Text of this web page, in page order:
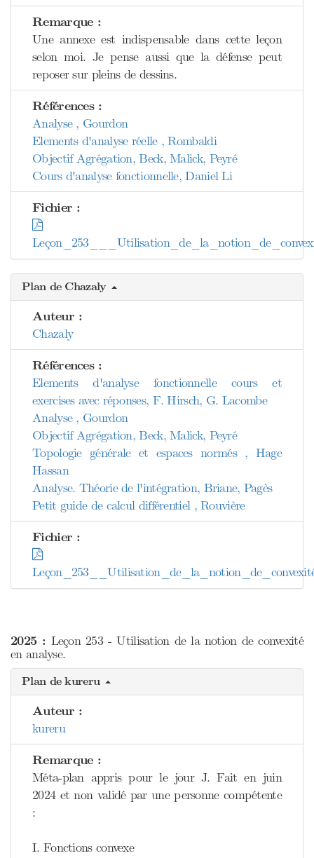
Remarque :
Une annexe est indispensable dans cette leçon
selon moi. Je pense aussi que la défense peut
reposer sur pleins de dessins.
Références :
Analyse , Gourdon
Elements d'analyse réelle , Rombaldi
Objectif Agrégation, Beck, Malick, Peyré
Cours d'analyse fonctionnelle, Daniel Li
Fichier :
Plan de Chazaly
Auteur :
Chazaly
Références :
Elements d'analyse fonctionnelle cours et
exercises avec réponses, F. Hirsch, G. Lacombe
Analyse , Gourdon
Objectif Agrégation, Beck, Malick, Peyré
Topologie générale et espaces normés , Hage
Hassan
Analyse. Théorie de l'intégration, Briane, Pagès
Petit guide de calcul différentiel , Rouvière
Fichier :
2025 : Leçon 253 - Utilisation de la notion de convexité
en analyse.
Plan de kureru
Auteur :
kureru
Remarque :
Méta-plan appris pour le jour J. Fait en juin
2024 et non validé par une personne compétente
:
I. Fonctions convexe